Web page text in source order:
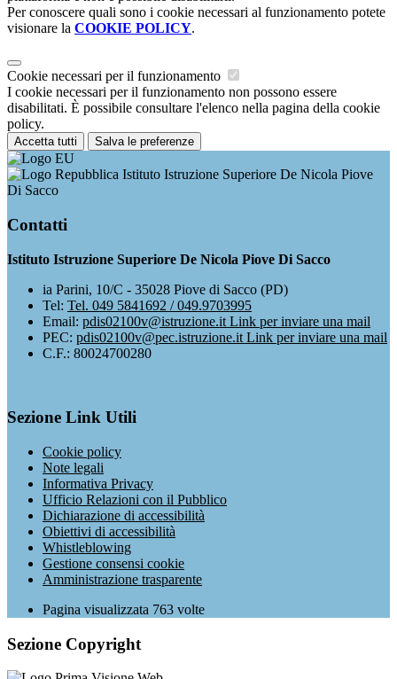
Per conoscere quali sono i cookie necessari al funzionamento potete
visionare la COOKIE POLICY.
Cookie necessari per il funzionamento
I cookie necessari per il funzionamento non possono essere
disabilitati. È possibile consultare l'elenco nella pagina della cookie
policy.
Accetta tutti Salva le preferenze
Istituto Istruzione Superiore De Nicola Piove
Di Sacco
Contatti
Istituto Istruzione Superiore De Nicola Piove Di Sacco
ia Parini, 10/C - 35028 Piove di Sacco (PD)
Tel: Tel. 049 5841692 / 049.9703995
Email: pdis02100v@istruzione.it Link per inviare una mail
PEC: pdis02100v@pec.istruzione.it Link per inviare una mail
C.F.: 80024700280
Sezione Link Utili
Cookie policy
Note legali
Informativa Privacy
Ufficio Relazioni con il Pubblico
Dichiarazione di accessibilità
Obiettivi di accessibilità
Whistleblowing
Gestione consensi cookie
Amministrazione trasparente
Pagina visualizzata 763 volte
Sezione Copyright